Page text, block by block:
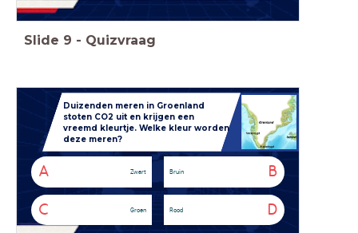
Slide 9 - Quizvraag
Duizenden meren in Groenland
stoten CO2 uit en krijgen een
vreemd kleurtje. Welke kleur worden
deze meren?
A Zwart B
Bruin
C Groen D
Rood